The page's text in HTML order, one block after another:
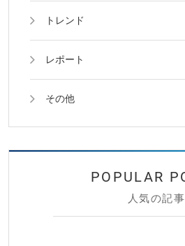
トレンド
レポート
その他
人気の記事